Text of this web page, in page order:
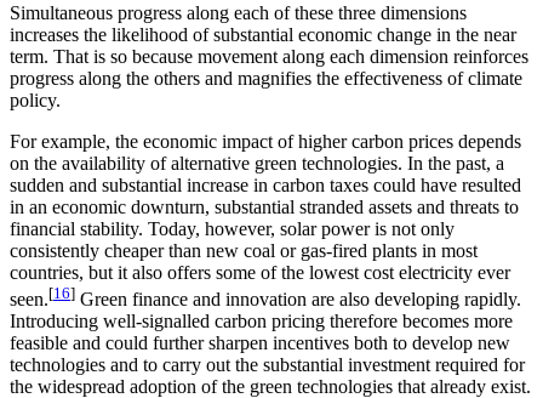
Simultaneous progress along each of these three dimensions
increases the likelihood of substantial economic change in the near
term. That is so because movement along each dimension reinforces
progress along the others and magnifies the effectiveness of climate
policy.
For example, the economic impact of higher carbon prices depends
on the availability of alternative green technologies. In the past, a
sudden and substantial increase in carbon taxes could have resulted
in an economic downturn, substantial stranded assets and threats to
financial stability. Today, however, solar power is not only
consistently cheaper than new coal or gas-fired plants in most
countries, but it also offers some of the lowest cost electricity ever
seen.[16] Green finance and innovation are also developing rapidly.
Introducing well-signalled carbon pricing therefore becomes more
feasible and could further sharpen incentives both to develop new
technologies and to carry out the substantial investment required for
the widespread adoption of the green technologies that already exist.